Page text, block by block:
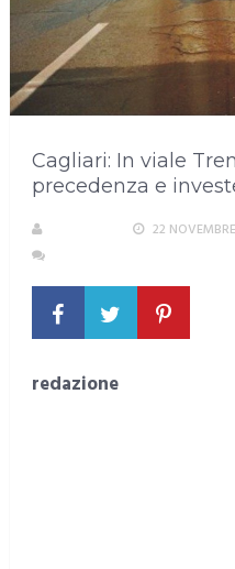
Cagliari: In viale
precedenza e
22
redazione